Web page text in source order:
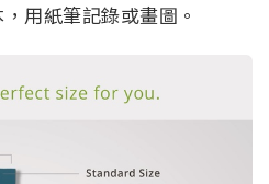
用紙筆記錄或畫圖。